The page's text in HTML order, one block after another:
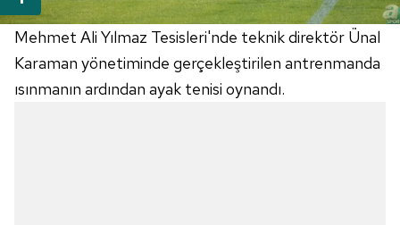
Mehmet Ali Yılmaz Tesisleri'nde teknik direktör Ünal
Karaman yönetiminde gerçekleştirilen antrenmanda
ısınmanın ardından ayak tenisi oynandı.